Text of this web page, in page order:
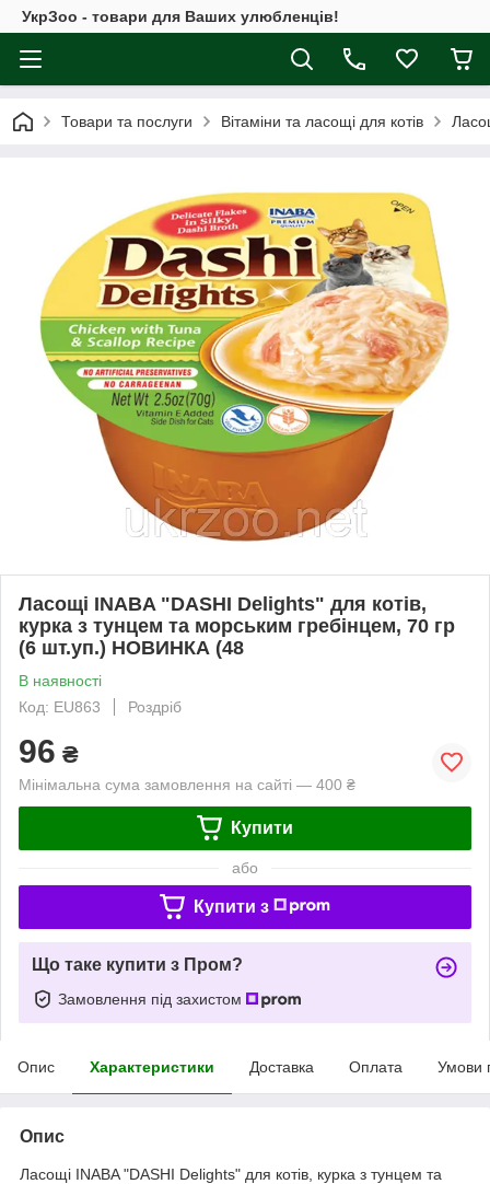
УкрЗоо - товари для Ваших улюбленців!
Товари та послуги Вітаміни та ласощі для котів
Ласощі INABA "DASHI Delights" для котів,
курка з тунцем та морським гребінцем, 70 гр
(6 шт.уп.) НОВИНКА (48
В наявності
Код: EU863
Роздріб
96 ₴
Мінімальна сума замовлення на сайті — 400 ₴
Купити
або
Купити з
Що таке купити з Пром?
Замовлення під захистом
Опис Характеристики Доставка Оплата Умови
Опис
Ласощі INABA "DASHI Delights" для котів, курка з тунцем та